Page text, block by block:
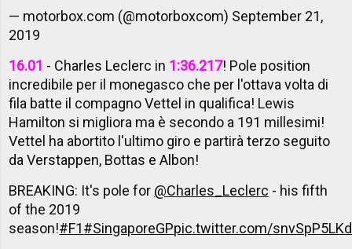
— motorbox.com (@motorboxcom) September 21,
2019
16.01 - Charles Leclerc in 1:36.217! Pole position
incredibile per il monegasco che per l'ottava volta di
fila batte il compagno Vettel in qualifica! Lewis
Hamilton si migliora ma è secondo a 191 millesimi!
Vettel ha abortito l'ultimo giro e partirà terzo seguito
da Verstappen, Bottas e Albon!
BREAKING: It's pole for @Charles_Leclerc - his fifth
of the 2019
season!#F1#SingaporeGPpic.twitter.com/snvSpP5LKd